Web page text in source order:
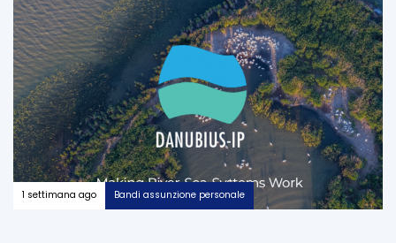
1 settimana ago Bandi assunzione personale